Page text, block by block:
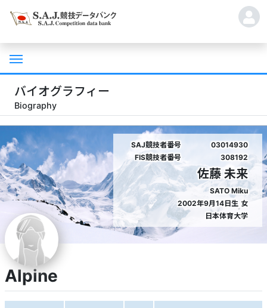
バイオグラフィー
Biography
SAJ競技者番号
03014930
FIS競技者番号
308192
佐藤 未来
SATO Miku
2002年9月14日生 女
日本体育大学
Alpine